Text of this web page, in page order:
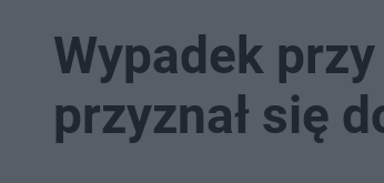
Wypadek
przyznał się